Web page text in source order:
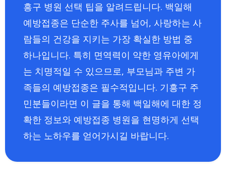
흥구 병원 선택 팁을 알려드립니다. 백일해
예방접종은 단순한 주사를 넘어, 사랑하는 사
람들의 건강을 지키는 가장 확실한 방법 중
하나입니다. 특히 면역력이 약한 영유아에게
는 치명적일 수 있으므로, 부모님과 주변 가
족들의 예방접종은 필수적입니다. 기흥구 주
민분들이라면 이 글을 통해 백일해에 대한 정
확한 정보와 예방접종 병원을 현명하게 선택
하는 노하우를 얻어가시길 바랍니다.